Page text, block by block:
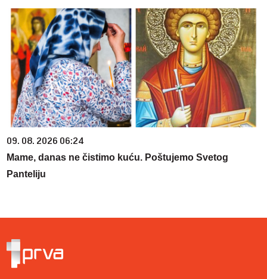
09. 08. 2026 06:24
Mame, danas ne čistimo kuću. Poštujemo Svetog
Panteliju